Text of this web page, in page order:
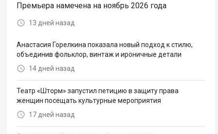
Премьера намечена на ноябрь 2026 года
13 дней назад
Анастасия Горелкина показала новый подход к стилю,
объединив фольклор, винтаж и ироничные детали
14 дней назад
Театр «Шторм» запустил петицию в защиту права
женщин посещать культурные мероприятия
17 дней назад